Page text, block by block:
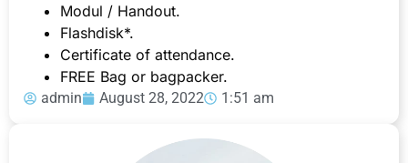
Modul / Handout.
Flashdisk*.
Certificate of attendance.
FREE Bag or bagpacker.
admin August 28, 2022 1:51 am